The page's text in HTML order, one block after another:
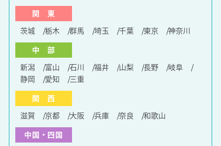
関 東
茨城
栃木 群馬 埼玉 千葉 東京
神奈川
中 部
新潟
富山 石川 福井 山梨 長野
岐阜
静岡
愛知
三重
関 西
滋賀
京都 大阪 兵庫 奈良
和歌山
中国・四国